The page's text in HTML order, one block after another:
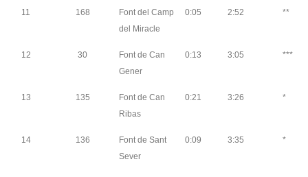
11 168
Font del Camp
del Miracle
0:05 2:52 **
12 30
Font de Can
Gener
0:13 3:05 ***
13 135
Font de Can
Ribas
0:21 3:26 *
14 136
Font de Sant
Sever
0:09 3:35 *